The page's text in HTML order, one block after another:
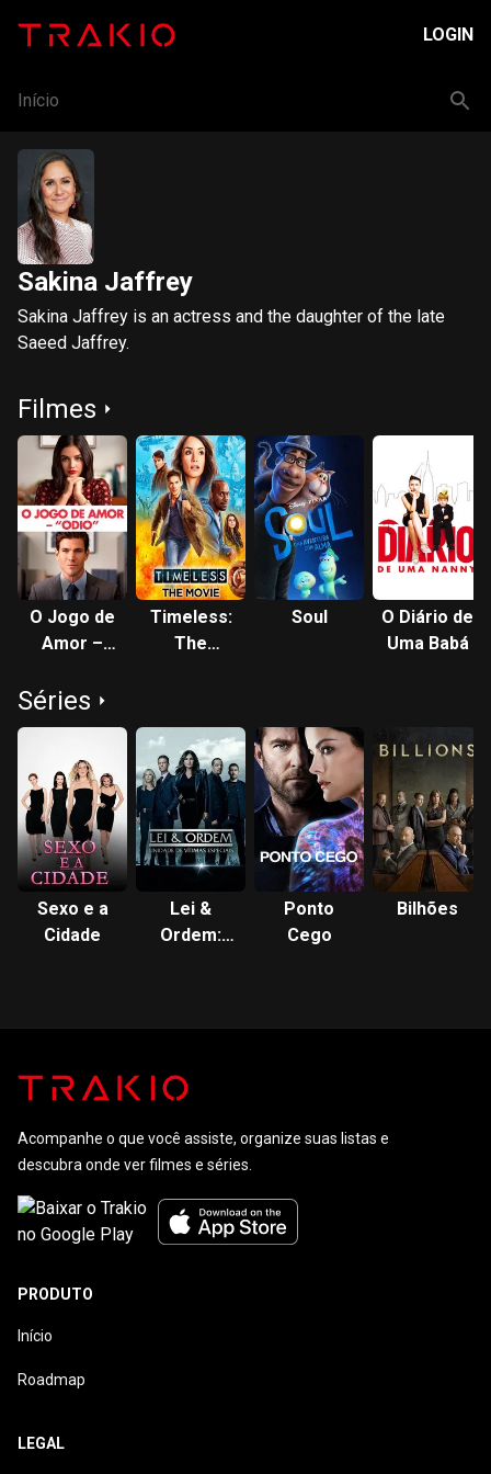
LOGIN
Início
Sakina Jaffrey
Sakina Jaffrey is an actress and the daughter of the late
Saeed Jaffrey.
Filmes
O Jogo de
Amor –
Timeless:
The
Soul
O Diário de
Uma Babá
Séries
Sexo e a
Cidade
Lei &
Ordem:
Ponto
Cego
Bilhões
Acompanhe o que você assiste, organize suas listas e
descubra onde ver filmes e séries.
PRODUTO
Início
Roadmap
LEGAL